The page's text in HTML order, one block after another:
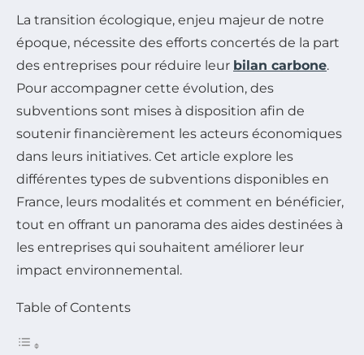
La transition écologique, enjeu majeur de notre
époque, nécessite des efforts concertés de la part
des entreprises pour réduire leur bilan carbone.
Pour accompagner cette évolution, des
subventions sont mises à disposition afin de
soutenir financièrement les acteurs économiques
dans leurs initiatives. Cet article explore les
différentes types de subventions disponibles en
France, leurs modalités et comment en bénéficier,
tout en offrant un panorama des aides destinées à
les entreprises qui souhaitent améliorer leur
impact environnemental.
Table of Contents